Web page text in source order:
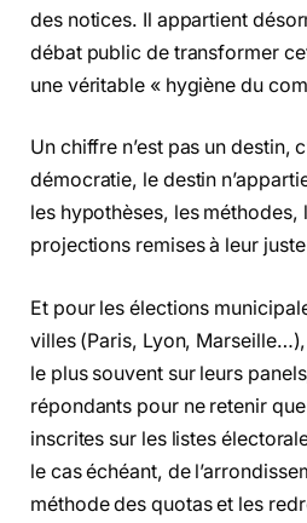
des notices. Il appartient
débat public de transformer
une véritable « hygiène du
Un chiffre n’est pas un destin,
démocratie, le destin
les hypothèses, les méthodes,
projections remises à leur
Et pour les élections
villes (Paris, Lyon, Marseille…),
le plus souvent sur leurs
répondants pour ne retenir
inscrites sur les listes
le cas échéant, de
méthode des quotas et les